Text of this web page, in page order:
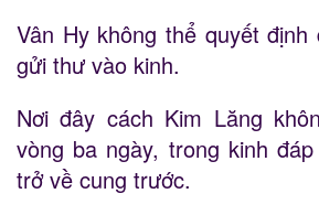
Vân Hy không thể quyết định
gửi thư vào kinh.
Nơi đây cách Kim Lăng
vòng ba ngày, trong kinh
trở về cung trước.